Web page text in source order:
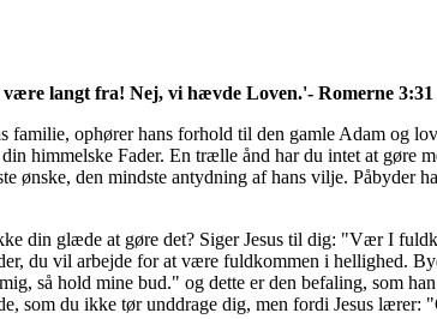
langt fra! Nej, vi hævde Loven.'- Romerne 3:31
ophører hans forhold til den gamle Adam og
himmelske Fader. En trælle ånd har du intet at gøre
ønske, den mindste antydning af hans vilje. Påbyder
din glæde at gøre det? Siger Jesus til dig: "Vær I
du vil arbejde for at være fuldkommen i hellighed.
så hold mine bud." og dette er den befaling, som
som du ikke tør unddrage dig, men fordi Jesus lærer: